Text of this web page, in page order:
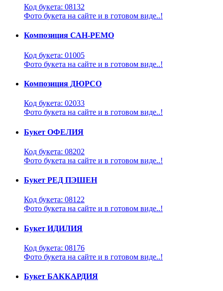
Код букета: 08132
Фото букета на сайте и в готовом виде..!
Композиция САН-РЕМО
Код букета: 01005
Фото букета на сайте и в готовом виде..!
Композиция ДЮРСО
Код букета: 02033
Фото букета на сайте и в готовом виде..!
Букет ОФЕЛИЯ
Код букета: 08202
Фото букета на сайте и в готовом виде..!
Букет РЕД ПЭШЕН
Код букета: 08122
Фото букета на сайте и в готовом виде..!
Букет ИДИЛИЯ
Код букета: 08176
Фото букета на сайте и в готовом виде..!
Букет БАККАРДИЯ